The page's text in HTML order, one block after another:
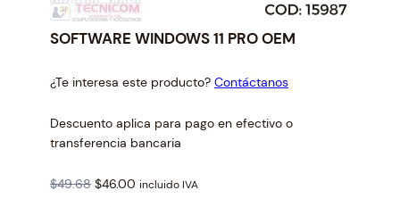
SOFTWARE WINDOWS 11 PRO OEM
¿Te interesa este producto? Contáctanos
Descuento aplica para pago en efectivo o
transferencia bancaria
$49.68 O
$46.00 Cincluido IVA